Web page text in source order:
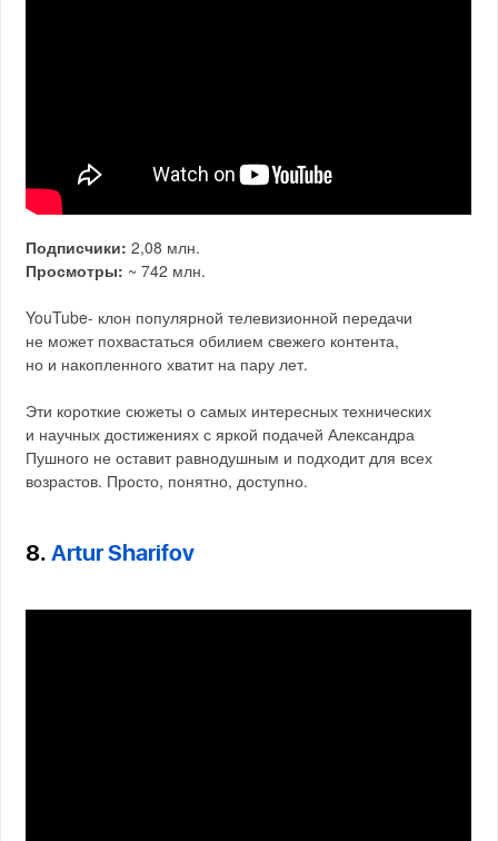
Подписчики: 2,08 млн.
Просмотры: ~ 742 млн.
YouTube- клон популярной телевизионной передачи
не может похвастаться обилием свежего контента,
но и накопленного хватит на пару лет.
Эти короткие сюжеты о самых интересных технических
и научных достижениях с яркой подачей Александра
Пушного не оставит равнодушным и подходит для всех
возрастов. Просто, понятно, доступно.
8.Artur Sharifov